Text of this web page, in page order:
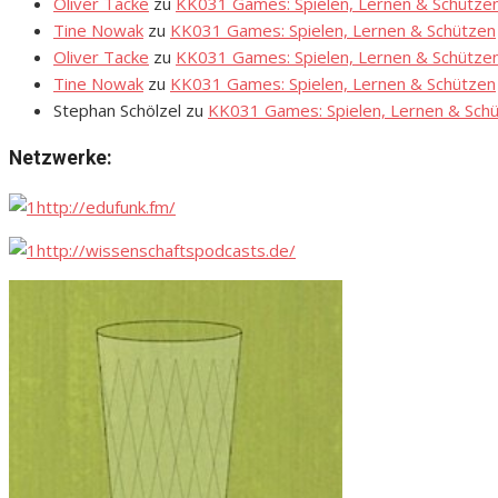
Tine Nowak zu KK031 Games: Spielen, Lernen & Schützen
Oliver Tacke zu KK031 Games: Spielen, Lernen &
Tine Nowak zu KK031 Games: Spielen, Lernen & Schützen
Stephan Schölzel zu KK031 Games: Spielen, Lernen &
Netzwerke:
http://edufunk.fm/
http://wissenschaftspodcasts.de/